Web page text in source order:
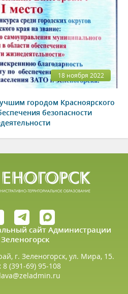
18 ноября 2022
городом Красноярского
безопасности
сайт Администрации
г. Зеленогорск, ул. Мира, 15.
8 (391-69) 95-108